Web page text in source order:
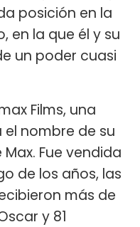
posición en la
en la que él y su
un poder cuasi
Films, una
nombre de su
Fue vendida
de los años, las
más de
y 81